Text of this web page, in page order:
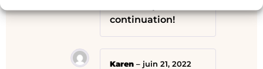
continuation!
Karen – juin 21, 2022